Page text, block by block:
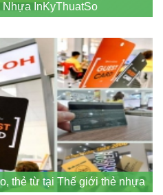
InKyThuatSo
thẻ từ tại Thế giới thẻ nhựa